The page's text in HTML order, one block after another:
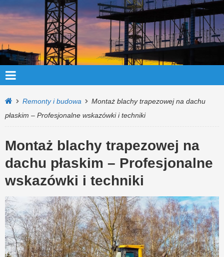
Remonty i budowa
Montaż blachy trapezowej na dachu
płaskim – Profesjonalne wskazówki i techniki
Montaż blachy trapezowej na
dachu płaskim – Profesjonalne
wskazówki i techniki